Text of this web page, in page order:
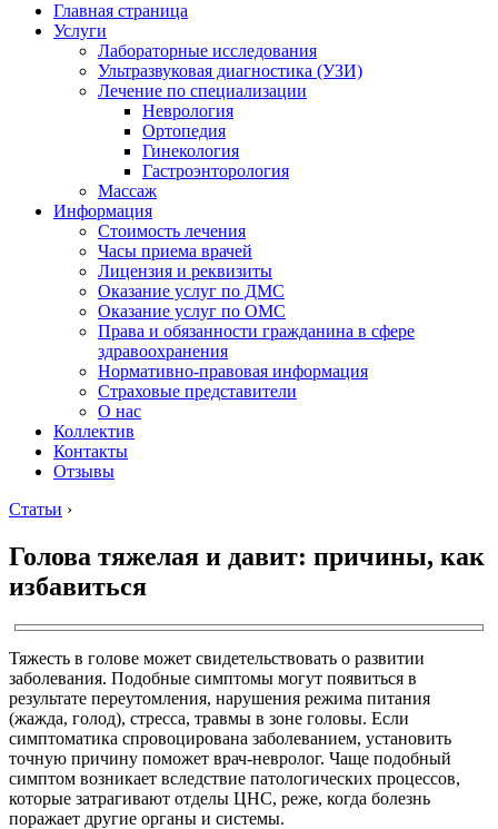
Главная страница
Услуги
Лабораторные исследования
Ультразвуковая диагностика (УЗИ)
Лечение по специализации
Неврология
Ортопедия
Гинекология
Гастроэнторология
Массаж
Информация
Стоимость лечения
Часы приема врачей
Лицензия и реквизиты
Оказание услуг по ДМС
Оказание услуг по ОМС
Права и обязанности гражданина в сфере
здравоохранения
Нормативно-правовая информация
Страховые представители
О нас
Коллектив
Контакты
Отзывы
Статьи ›
Голова тяжелая и давит: причины, как
избавиться
Тяжесть в голове может свидетельствовать о развитии
заболевания. Подобные симптомы могут появиться в
результате переутомления, нарушения режима питания
(жажда, голод), стресса, травмы в зоне головы. Если
симптоматика спровоцирована заболеванием, установить
точную причину поможет врач-невролог. Чаще подобный
симптом возникает вследствие патологических процессов,
которые затрагивают отделы ЦНС, реже, когда болезнь
поражает другие органы и системы.